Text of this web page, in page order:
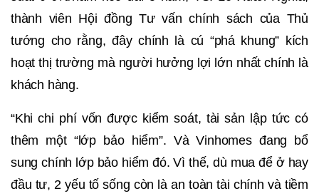
thành viên Hội đồng Tư vấn chính sách của Thủ
tướng cho rằng, đây chính là cú “phá khung” kích
hoạt thị trường mà người hưởng lợi lớn nhất chính là
khách hàng.
“Khi chi phí vốn được kiểm soát, tài sản lập tức có
thêm một “lớp bảo hiểm”. Và Vinhomes đang bổ
sung chính lớp bảo hiểm đó. Vì thế, dù mua để ở hay
đầu tư, 2 yếu tố sống còn là an toàn tài chính và tiềm